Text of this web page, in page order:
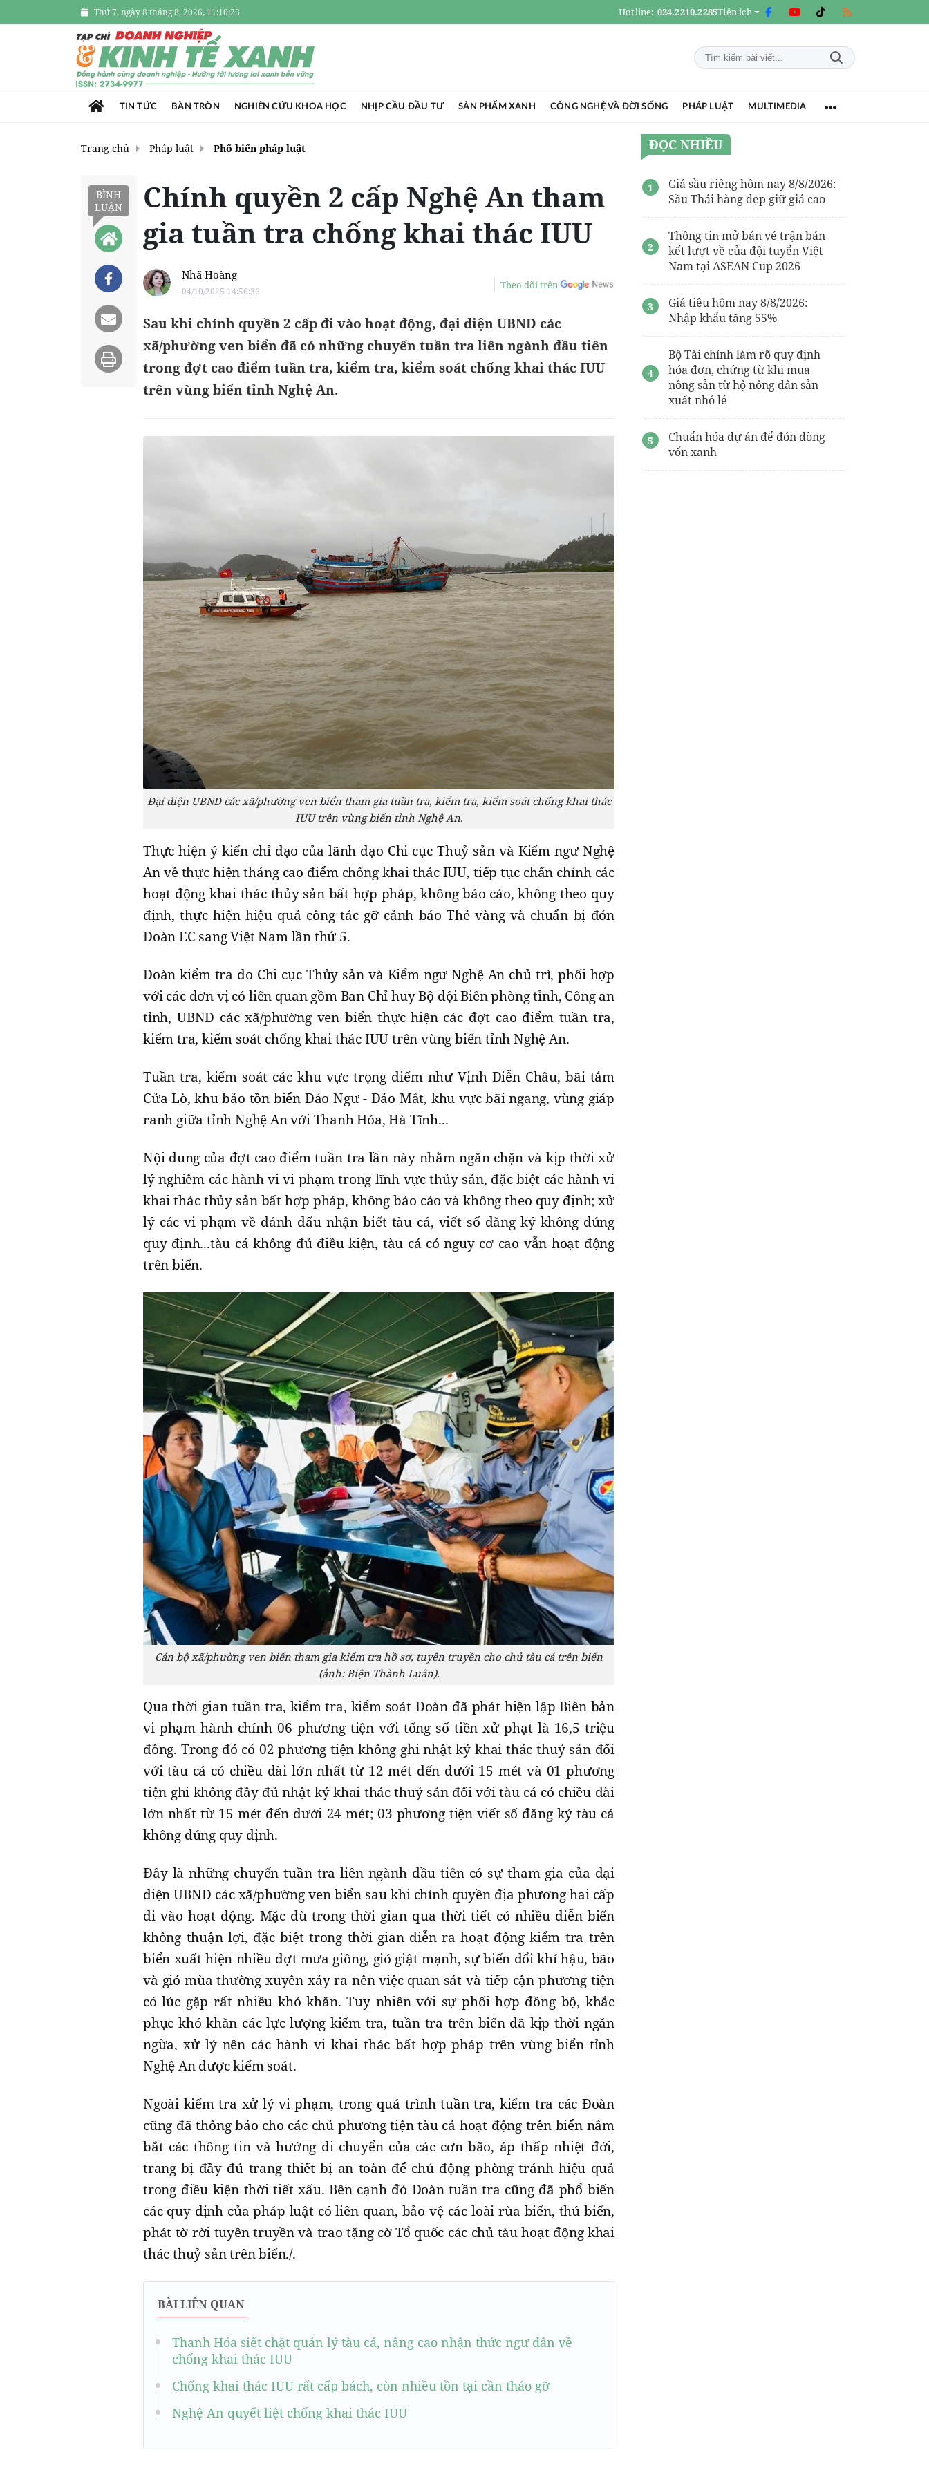
Thứ 7, ngày 8 tháng 8, 2026, 11:10:24 Hotline: 024.2210.2285Tiện ích
TIN TỨC BÀN TRÒN NGHIÊN CỨU KHOA HỌC NHỊP CẦU ĐẦU TƯ SẢN PHẨM XANH CÔNG NGHỆ VÀ ĐỜI SỐNG PHÁP LUẬT MULTIMEDIA
Trang chủ Pháp luật Phổ biến pháp luật
BÌNH
LUẬN
Chính quyền 2 cấp Nghệ An tham
gia tuần tra chống khai thác IUU
Nhã Hoàng
04/10/2025 14:56:36
Theo dõi trên
Sau khi chính quyền 2 cấp đi vào hoạt động, đại diện UBND các
xã/phường ven biển đã có những chuyến tuần tra liên ngành đầu tiên
trong đợt cao điểm tuần tra, kiểm tra, kiểm soát chống khai thác IUU
trên vùng biển tỉnh Nghệ An.
Đại diện UBND các xã/phường ven biển tham gia tuần tra, kiểm tra, kiểm soát chống khai thác
IUU trên vùng biển tỉnh Nghệ An.
Thực hiện ý kiến chỉ đạo của lãnh đạo Chi cục Thuỷ sản và Kiểm ngư Nghệ
An về thực hiện tháng cao điểm chống khai thác IUU, tiếp tục chấn chỉnh các
hoạt động khai thác thủy sản bất hợp pháp, không báo cáo, không theo quy
định, thực hiện hiệu quả công tác gỡ cảnh báo Thẻ vàng và chuẩn bị đón
Đoàn EC sang Việt Nam lần thứ 5.
Đoàn kiểm tra do Chi cục Thủy sản và Kiểm ngư Nghệ An chủ trì, phối hợp
với các đơn vị có liên quan gồm Ban Chỉ huy Bộ đội Biên phòng tỉnh, Công an
tỉnh, UBND các xã/phường ven biển thực hiện các đợt cao điểm tuần tra,
kiểm tra, kiểm soát chống khai thác IUU trên vùng biển tỉnh Nghệ An.
Tuần tra, kiểm soát các khu vực trọng điểm như Vịnh Diễn Châu, bãi tắm
Cửa Lò, khu bảo tồn biển Đảo Ngư - Đảo Mắt, khu vực bãi ngang, vùng giáp
ranh giữa tỉnh Nghệ An với Thanh Hóa, Hà Tĩnh...
Nội dung của đợt cao điểm tuần tra lần này nhằm ngăn chặn và kịp thời xử
lý nghiêm các hành vi vi phạm trong lĩnh vực thủy sản, đặc biệt các hành vi
khai thác thủy sản bất hợp pháp, không báo cáo và không theo quy định; xử
lý các vi phạm về đánh dấu nhận biết tàu cá, viết số đăng ký không đúng
quy định...tàu cá không đủ điều kiện, tàu cá có nguy cơ cao vẫn hoạt động
trên biển.
Cán bộ xã/phường ven biển tham gia kiểm tra hồ sơ, tuyên truyền cho chủ tàu cá trên biển
(ảnh: Biện Thành Luân).
Qua thời gian tuần tra, kiểm tra, kiểm soát Đoàn đã phát hiện lập Biên bản
vi phạm hành chính 06 phương tiện với tổng số tiền xử phạt là 16,5 triệu
đồng. Trong đó có 02 phương tiện không ghi nhật ký khai thác thuỷ sản đối
với tàu cá có chiều dài lớn nhất từ 12 mét đến dưới 15 mét và 01 phương
tiện ghi không đầy đủ nhật ký khai thác thuỷ sản đối với tàu cá có chiều dài
lớn nhất từ 15 mét đến dưới 24 mét; 03 phương tiện viết số đăng ký tàu cá
không đúng quy định.
Đây là những chuyến tuần tra liên ngành đầu tiên có sự tham gia của đại
diện UBND các xã/phường ven biển sau khi chính quyền địa phương hai cấp
đi vào hoạt động. Mặc dù trong thời gian qua thời tiết có nhiều diễn biến
không thuận lợi, đặc biệt trong thời gian diễn ra hoạt động kiểm tra trên
biển xuất hiện nhiều đợt mưa giông, gió giật mạnh, sự biến đổi khí hậu, bão
và gió mùa thường xuyên xảy ra nên việc quan sát và tiếp cận phương tiện
có lúc gặp rất nhiều khó khăn. Tuy nhiên với sự phối hợp đồng bộ, khắc
phục khó khăn các lực lượng kiểm tra, tuần tra trên biển đã kịp thời ngăn
ngừa, xử lý nên các hành vi khai thác bất hợp pháp trên vùng biển tỉnh
Nghệ An được kiểm soát.
Ngoài kiểm tra xử lý vi phạm, trong quá trình tuần tra, kiểm tra các Đoàn
cũng đã thông báo cho các chủ phương tiện tàu cá hoạt động trên biển nắm
bắt các thông tin và hướng di chuyển của các cơn bão, áp thấp nhiệt đới,
trang bị đầy đủ trang thiết bị an toàn để chủ động phòng tránh hiệu quả
trong điều kiện thời tiết xấu. Bên cạnh đó Đoàn tuần tra cũng đã phổ biến
các quy định của pháp luật có liên quan, bảo vệ các loài rùa biển, thú biển,
phát tờ rời tuyên truyền và trao tặng cờ Tổ quốc các chủ tàu hoạt động khai
thác thuỷ sản trên biển./.
BÀI LIÊN QUAN
Thanh Hóa siết chặt quản lý tàu cá, nâng cao nhận thức ngư dân về
chống khai thác IUU
Chống khai thác IUU rất cấp bách, còn nhiều tồn tại cần tháo gỡ
Nghệ An quyết liệt chống khai thác IUU
ĐỌC NHIỀU
Giá sầu riêng hôm nay 8/8/2026:
Sầu Thái hàng đẹp giữ giá cao
Thông tin mở bán vé trận bán
kết lượt về của đội tuyển Việt
Nam tại ASEAN Cup 2026
Giá tiêu hôm nay 8/8/2026:
Nhập khẩu tăng 55%
Bộ Tài chính làm rõ quy định
hóa đơn, chứng từ khi mua
nông sản từ hộ nông dân sản
xuất nhỏ lẻ
Chuẩn hóa dự án để đón dòng
vốn xanh